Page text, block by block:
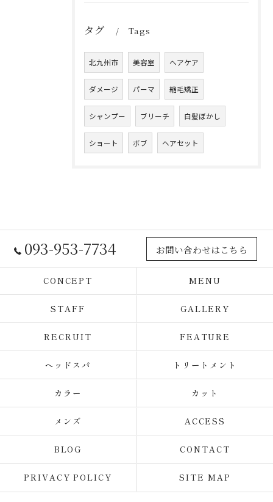
タグ Tags
北九州市 美容室 ヘアケア
ダメージ パーマ 縮毛矯正
シャンプー ブリーチ 白髪ぼかし
ショート ボブ ヘアセット
093-953-7734 お問い合わせはこちら
CONCEPT MENU
STAFF GALLERY
RECRUIT FEATURE
ヘッドスパ トリートメント
カラー カット
メンズ ACCESS
BLOG CONTACT
PRIVACY POLICY SITE MAP